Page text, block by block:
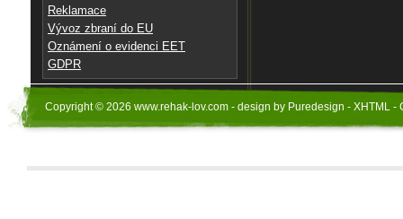
Reklamace
Vývoz zbraní do EU
Oznámení o evidenci EET
GDPR
Copyright © 2026 www.rehak-lov.com - design by Puredesign - XHTML -